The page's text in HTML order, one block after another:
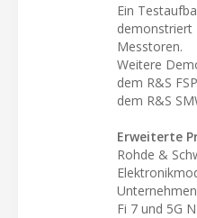
Ein
demonstriert
Messtoren.
Weitere
dem R&S
dem R&S
Erweiterte
Rohde &
Fi 7 und 5G